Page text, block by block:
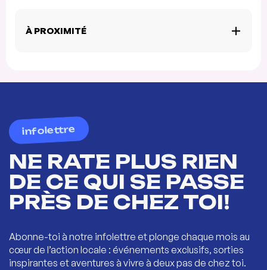
À PROXIMITÉ
infolettre
NE RATE PLUS RIEN
DE CE QUI SE PASSE
PRÈS DE CHEZ TOI!
Abonne-toi à notre infolettre et plonge chaque mois au
cœur de l’action locale : événements exclusifs, sorties
inspirantes et aventures à vivre à deux pas de chez toi.